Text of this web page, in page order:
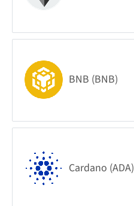
BNB (BNB)
Cardano (ADA)